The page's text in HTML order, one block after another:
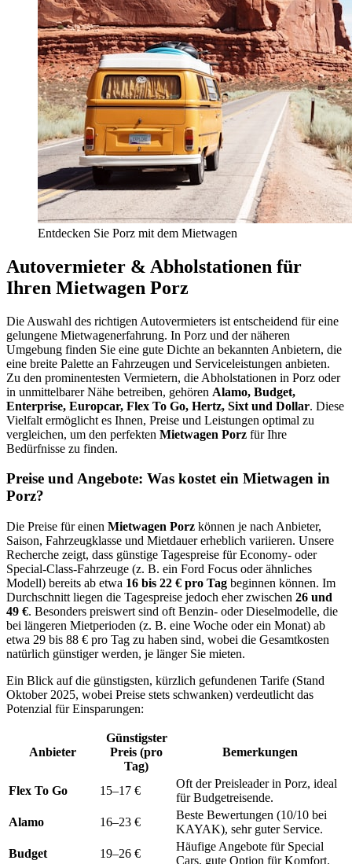
Entdecken Sie Porz mit dem Mietwagen
Autovermieter & Abholstationen für
Ihren Mietwagen Porz
Die Auswahl des richtigen Autovermieters ist entscheidend für eine
gelungene Mietwagenerfahrung. In Porz und der näheren
Umgebung finden Sie eine gute Dichte an bekannten Anbietern, die
eine breite Palette an Fahrzeugen und Serviceleistungen anbieten.
Zu den prominentesten Vermietern, die Abholstationen in Porz oder
in unmittelbarer Nähe betreiben, gehören Alamo, Budget,
Enterprise, Europcar, Flex To Go, Hertz, Sixt und Dollar. Diese
Vielfalt ermöglicht es Ihnen, Preise und Leistungen optimal zu
vergleichen, um den perfekten Mietwagen Porz für Ihre
Bedürfnisse zu finden.
Preise und Angebote: Was kostet ein Mietwagen in
Porz?
Die Preise für einen Mietwagen Porz können je nach Anbieter,
Saison, Fahrzeugklasse und Mietdauer erheblich variieren. Unsere
Recherche zeigt, dass günstige Tagespreise für Economy- oder
Special-Class-Fahrzeuge (z. B. ein Ford Focus oder ähnliches
Modell) bereits ab etwa 16 bis 22 € pro Tag beginnen können. Im
Durchschnitt liegen die Tagespreise jedoch eher zwischen 26 und
49 €. Besonders preiswert sind oft Benzin- oder Dieselmodelle, die
bei längeren Mietperioden (z. B. eine Woche oder ein Monat) ab
etwa 29 bis 88 € pro Tag zu haben sind, wobei die Gesamtkosten
natürlich günstiger werden, je länger Sie mieten.
Ein Blick auf die günstigsten, kürzlich gefundenen Tarife (Stand
Oktober 2025, wobei Preise stets schwanken) verdeutlicht das
Potenzial für Einsparungen:
Anbieter
Günstigster
Preis (pro
Tag)
Bemerkungen
Flex To Go 15–17 €
Oft der Preisleader in Porz, ideal
für Budgetreisende.
Alamo
16–23 €
Beste Bewertungen (10/10 bei
KAYAK), sehr guter Service.
Budget
19–26 €
Häufige Angebote für Special
Cars, gute Option für Komfort.